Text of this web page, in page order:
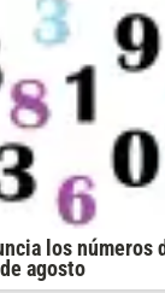
los números
agosto